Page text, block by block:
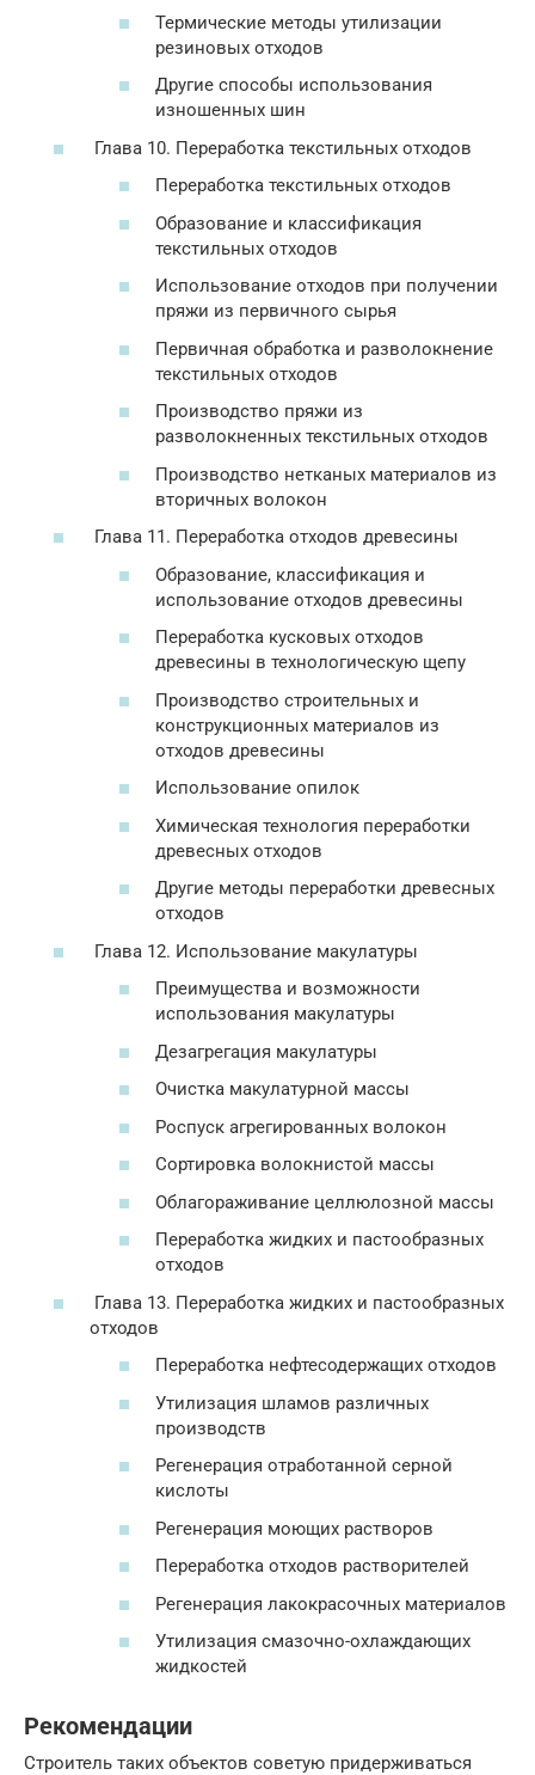
Термические методы утилизации
резиновых отходов
Другие способы использования
изношенных шин
Глава 10. Переработка текстильных отходов
Переработка текстильных отходов
Образование и классификация
текстильных отходов
Использование отходов при получении
пряжи из первичного сырья
Первичная обработка и разволокнение
текстильных отходов
Производство пряжи из
разволокненных текстильных отходов
Производство нетканых материалов из
вторичных волокон
Глава 11. Переработка отходов древесины
Образование, классификация и
использование отходов древесины
Переработка кусковых отходов
древесины в технологическую щепу
Производство строительных и
конструкционных материалов из
отходов древесины
Использование опилок
Химическая технология переработки
древесных отходов
Другие методы переработки древесных
отходов
Глава 12. Использование макулатуры
Преимущества и возможности
использования макулатуры
Дезагрегация макулатуры
Очистка макулатурной массы
Роспуск агрегированных волокон
Сортировка волокнистой массы
Облагораживание целлюлозной массы
Переработка жидких и пастообразных
отходов
Глава 13. Переработка жидких и пастообразных
отходов
Переработка нефтесодержащих отходов
Утилизация шламов различных
производств
Регенерация отработанной серной
кислоты
Регенерация моющих растворов
Переработка отходов растворителей
Регенерация лакокрасочных материалов
Утилизация смазочно-охлаждающих
жидкостей
Рекомендации
Строитель таких объектов советую придерживаться